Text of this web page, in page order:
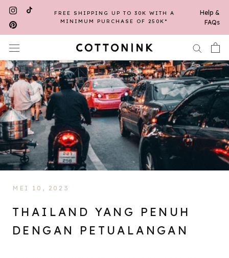
Skip
content
FREE SHIPPING UP TO 30K WITH A
MINIMUM PURCHASE OF 250K*
Help &
FAQs
MEI 10, 2023
THAILAND YANG PENUH
DENGAN PETUALANGAN